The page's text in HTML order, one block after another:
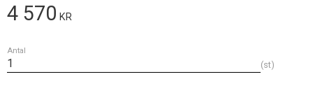
4 570 KR
Antal
st